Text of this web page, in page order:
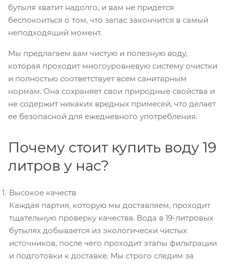
бутыля хватит надолго, и вам не придется
беспокоиться о том, что запас закончится в самый
неподходящий момент.
Мы предлагаем вам чистую и полезную воду,
которая проходит многоуровневую систему очистки
и полностью соответствует всем санитарным
нормам. Она сохраняет свои природные свойства и
не содержит никаких вредных примесей, что делает
ее безопасной для ежедневного употребления.
Почему стоит купить воду 19
литров у нас?
Высокое качеств
Каждая партия, которую мы доставляем, проходит
тщательную проверку качества. Вода в 19-литровых
бутылях добывается из экологически чистых
источников, после чего проходит этапы фильтрации
и подготовки к доставке. Мы строго следим за